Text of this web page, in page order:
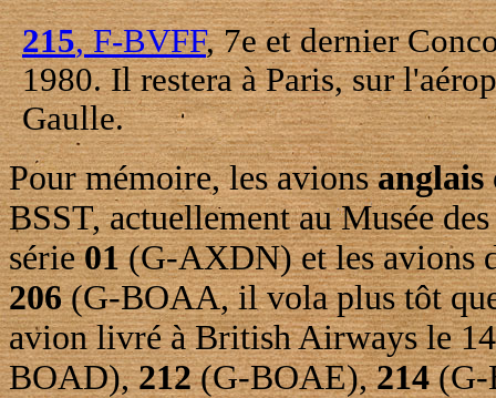
215, F-BVFF, 7e et dernier
1980. Il restera à Paris, sur
Gaulle.
Pour mémoire, les avionsanglais
BSST, actuellement au Musée
série01(G-AXDN) et les avions
206(G-BOAA, il vola plus tôt
avion livré à British Airways le
BOAD),212(G-BOAE),214(G-